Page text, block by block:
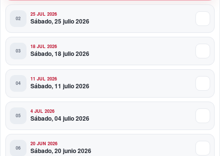
25 JUL 2026
Sábado, 25 julio 2026
18 JUL 2026
Sábado, 18 julio 2026
11 JUL 2026
Sábado, 11 julio 2026
4 JUL 2026
Sábado, 04 julio 2026
20 JUN 2026
Sábado, 20 junio 2026